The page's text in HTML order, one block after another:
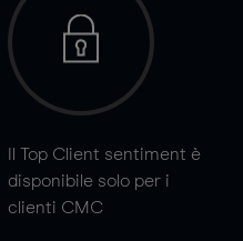
Il Top Client sentiment è
disponibile solo per i
clienti CMC